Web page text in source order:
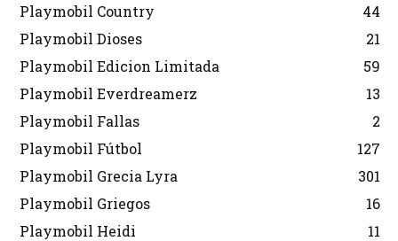
Playmobil Country
44
Playmobil Dioses
21
Playmobil Edicion Limitada
59
Playmobil Everdreamerz
13
Playmobil Fallas
2
Playmobil Fútbol
127
Playmobil Grecia Lyra
301
Playmobil Griegos
16
Playmobil Heidi
11